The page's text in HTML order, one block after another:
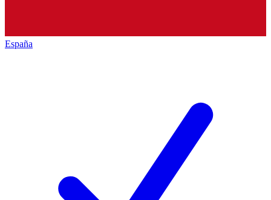
España